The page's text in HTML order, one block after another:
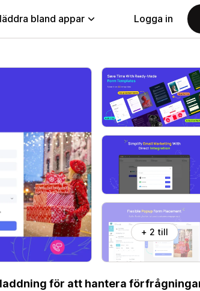
bland appar Logga in
+ 2 till
för att hantera